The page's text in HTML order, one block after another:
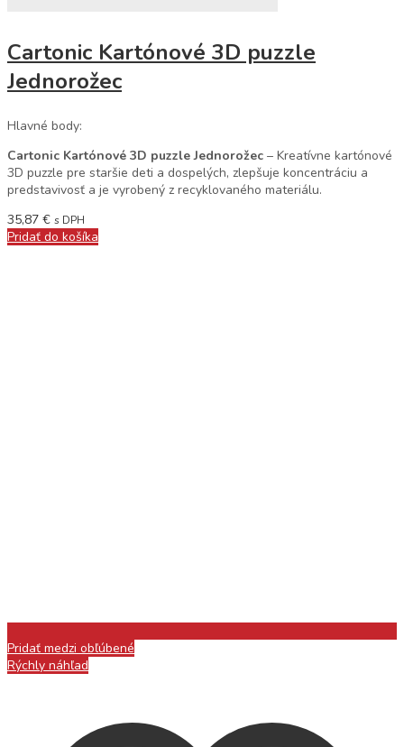
Cartonic Kartónové 3D puzzle
Jednorožec
Hlavné body:
Cartonic Kartónové 3D puzzle Jednorožec – Kreatívne kartónové
3D puzzle pre staršie deti a dospelých, zlepšuje koncentráciu a
predstavivosť a je vyrobený z recyklovaného materiálu.
35,87 € s DPH
Pridať do košíka
Pridať medzi obľúbené
Rýchly náhľad